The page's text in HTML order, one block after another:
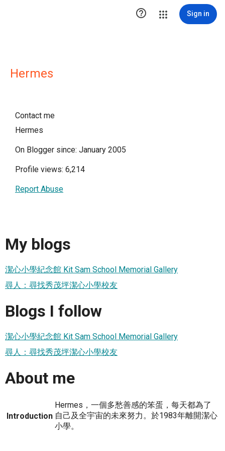
 Sign in
Hermes
Contact me
Hermes
On Blogger since: January 2005
Profile views: 6,214
Report Abuse
My blogs
潔心小學紀念館 Kit Sam School Memorial Gallery
尋人：尋找秀茂坪潔心小學校友
Blogs I follow
潔心小學紀念館 Kit Sam School Memorial Gallery
尋人：尋找秀茂坪潔心小學校友
About me
Introduction
Hermes，一個多愁善感的笨蛋，每天都為了
自己及全宇宙的未來努力。於1983年離開潔心
小學。